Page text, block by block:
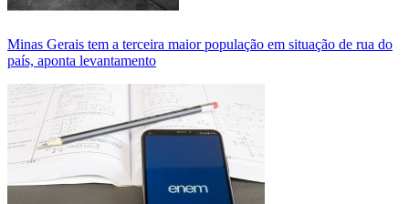
Minas Gerais tem a terceira maior população em situação de rua do
país, aponta levantamento